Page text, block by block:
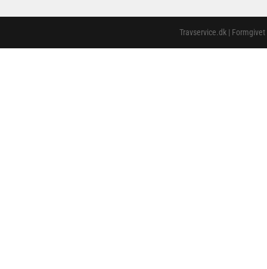
Travservice.dk |